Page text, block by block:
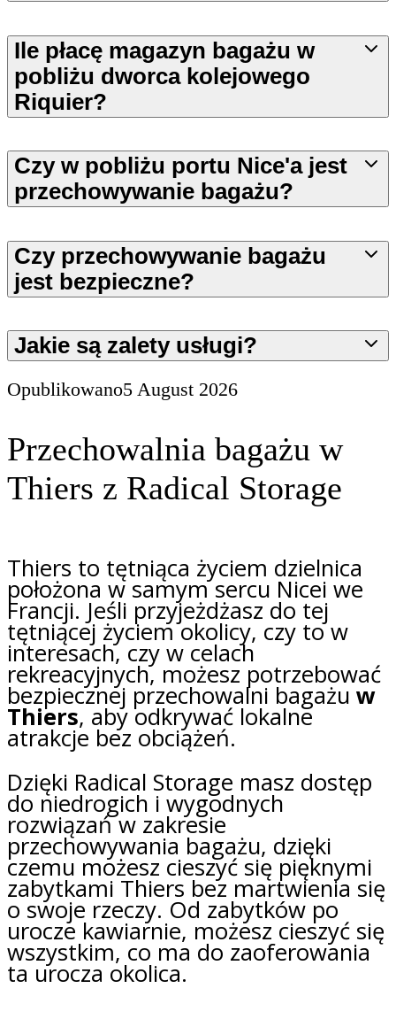
Ile płacę magazyn bagażu w
pobliżu dworca kolejowego
Riquier?
Czy w pobliżu portu Nice'a jest
przechowywanie bagażu?
Czy przechowywanie bagażu
jest bezpieczne?
Jakie są zalety usługi?
Opublikowano5 August 2026
Przechowalnia bagażu w
Thiers z Radical Storage
Thiers to tętniąca życiem dzielnica
położona w samym sercu Nicei we
Francji. Jeśli przyjeżdżasz do tej
tętniącej życiem okolicy, czy to w
interesach, czy w celach
rekreacyjnych, możesz potrzebować
bezpiecznej przechowalni bagażu w
Thiers, aby odkrywać lokalne
atrakcje bez obciążeń.
Dzięki Radical Storage masz dostęp
do niedrogich i wygodnych
rozwiązań w zakresie
przechowywania bagażu, dzięki
czemu możesz cieszyć się pięknymi
zabytkami Thiers bez martwienia się
o swoje rzeczy. Od zabytków po
urocze kawiarnie, możesz cieszyć się
wszystkim, co ma do zaoferowania
ta urocza okolica.